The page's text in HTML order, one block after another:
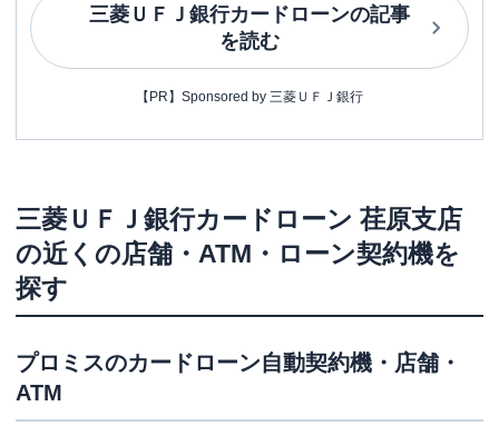
三菱ＵＦＪ銀行カードローンの記事
を読む
【PR】Sponsored by 三菱ＵＦＪ銀行
三菱ＵＦＪ銀行カードローン 荏原支店
の近くの店舗・ATM・ローン契約機を
探す
プロミスのカードローン自動契約機・店舗・
ATM